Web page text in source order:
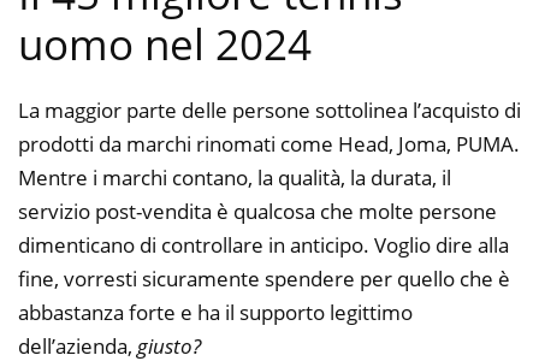
uomo nel 2024
La maggior parte delle persone sottolinea l’acquisto di
prodotti da marchi rinomati come Head, Joma, PUMA.
Mentre i marchi contano, la qualità, la durata, il
servizio post-vendita è qualcosa che molte persone
dimenticano di controllare in anticipo. Voglio dire alla
fine, vorresti sicuramente spendere per quello che è
abbastanza forte e ha il supporto legittimo
dell’azienda, giusto?